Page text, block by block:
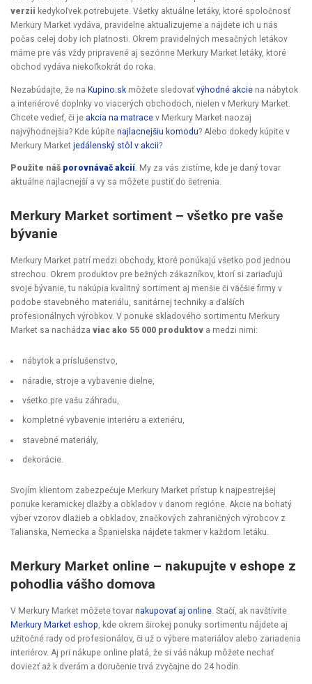
verzii kedykoľvek potrebujete. Všetky aktuálne letáky, ktoré spoločnosť
Merkury Market vydáva, pravidelne aktualizujeme a nájdete ich u nás
počas celej doby ich platnosti. Okrem pravidelných mesačných letákov
máme pre vás vždy pripravené aj sezónne Merkury Market letáky, ktoré
obchod vydáva niekoľkokrát do roka.
Nezabúdajte, že na Kupino.sk môžete sledovaťvýhodné akcie na nábytok
a interiérové doplnky vo viacerých obchodoch, nielen v Merkury Market.
Chcete vedieť, či je akcia na matrace v Merkury Market naozaj
najvýhodnejšia? Kde kúpite najlacnejšiu komodu? Alebo dokedy kúpite v
Merkury Market jedálenský stôl v akcii?
Použite náš porovnávač akcií. My za vás zistíme, kde je daný tovar
aktuálne najlacnejší a vy sa môžete pustiť do šetrenia.
Merkury Market sortiment – všetko pre vaše
bývanie
Merkury Market patrí medzi obchody, ktoré ponúkajú všetko pod jednou
strechou. Okrem produktov pre bežných zákazníkov, ktorí si zariaďujú
svoje bývanie, tu nakúpia kvalitný sortiment aj menšie či väčšie firmy v
podobe stavebného materiálu, sanitárnej techniky a ďalších
profesionálnych výrobkov. V ponuke skladového sortimentu Merkury
Market sa nachádza viac ako 55 000 produktov a medzi nimi:
nábytok a príslušenstvo,
náradie, stroje a vybavenie dielne,
všetko pre vašu záhradu,
kompletné vybavenie interiéru a exteriéru,
stavebné materiály,
dekorácie.
Svojím klientom zabezpečuje Merkury Market prístup k najpestrejšej
ponuke keramickej dlažby a obkladov v danom regióne. Akcie na bohatý
výber vzorov dlažieb a obkladov, značkových zahraničných výrobcov z
Talianska, Nemecka a Španielska nájdete takmer v každom letáku.
Merkury Market online – nakupujte v eshope z
pohodlia vášho domova
V Merkury Market môžete tovar nakupovať aj online . Stačí, ak navštívite
Merkury Market eshop , kde okrem širokej ponuky sortimentu nájdete aj
užitočné rady od profesionálov, či už o výbere materiálov alebo zariadenia
interiérov. Aj pri nákupe online platá, že si váš nákup môžete nechať
doviezť až k dverám a doručenie trvá zvyčajne do 24 hodín.